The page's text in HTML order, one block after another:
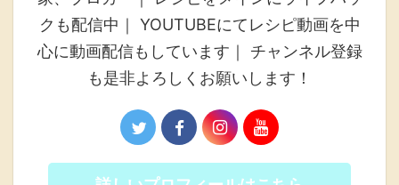
クも配信中｜ YOUTUBEにてレシピ動画を中
心に動画配信もしています｜ チャンネル登録
も是非よろしくお願いします！